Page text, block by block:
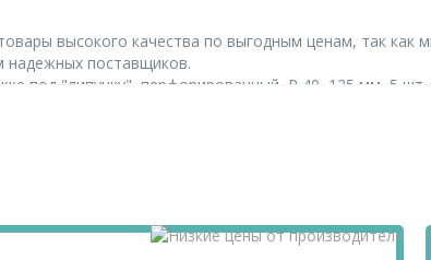
высокого качества по выгодным ценам, так как
надежных поставщиков.
под "липучку", перфорированный, P 40, 125 мм, 5